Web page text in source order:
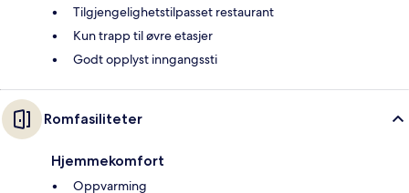
Tilgjengelighetstilpasset restaurant
Kun trapp til øvre etasjer
Godt opplyst inngangssti
Romfasiliteter
Hjemmekomfort
Oppvarming